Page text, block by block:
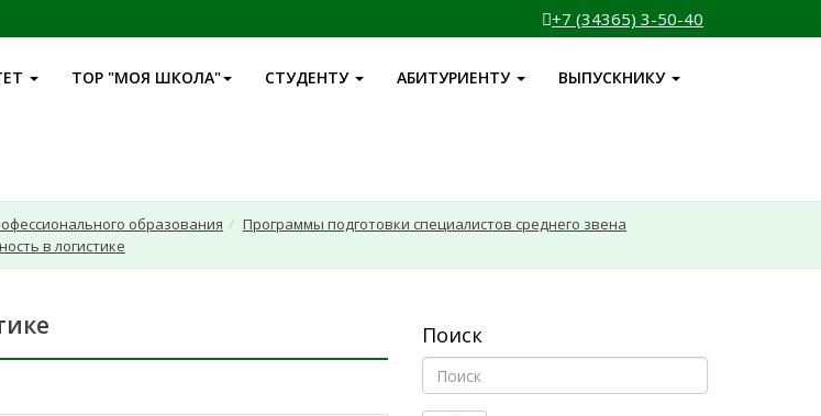
+7 (34365) 3-50-40
ТОР "МОЯ ШКОЛА" СТУДЕНТУ АБИТУРИЕНТУ ВЫПУСКНИКУ
образования
Программы подготовки специалистов среднего звена
в логистике
Поиск